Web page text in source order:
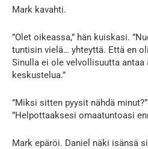
Mark kavahti.
”Olet oikeassa,” hän kuiskasi.
tuntisin vielä… yhteyttä. Että en
Sinulla ei ole velvollisuutta antaa
keskustelua.”
”Miksi sitten pyysit nähdä
”Helpottaaksesi omaatuntoasi
Mark epäröi. Daniel näki isänsä